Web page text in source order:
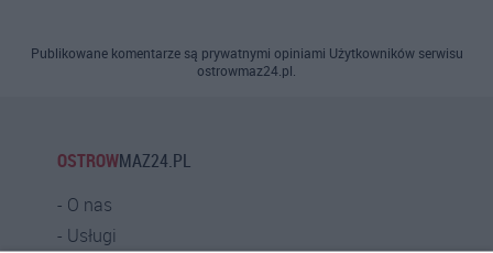
Publikowane komentarze są prywatnymi opiniami Użytkowników serwisu
ostrowmaz24.pl.
OSTROWMAZ24.PL
O nas
Usługi